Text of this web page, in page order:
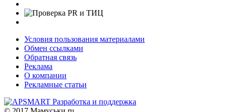
Условия пользования материалами
Обмен ссылками
Обратная связь
Реклама
О компании
Рекламные статьи
Разработка и поддержка